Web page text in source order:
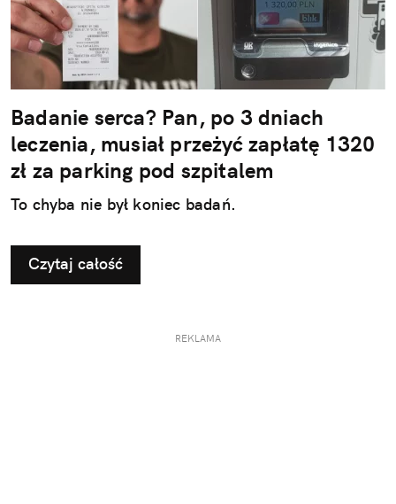
Badanie serca? Pan, po 3 dniach
leczenia, musiał przeżyć zapłatę 1320
zł za parking pod szpitalem
To chyba nie był koniec badań.
Czytaj całość
REKLAMA